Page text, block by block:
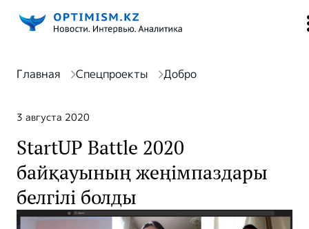
Главная Спецпроекты Добро
3 августа 2020
StartUP Battle 2020
байқауының жеңімпаздары
белгілі болды